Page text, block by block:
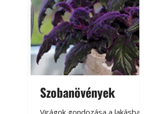
Szobanövények